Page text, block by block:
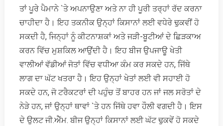
ਤਾਂ ਪੂਰੇ ਪੈਮਾਨੇ `ਤੇ ਅਪਨਾਉਣਾ ਅਤੇ ਨਾ ਹੀ ਪੂਰੀ ਤਰ੍ਹਾਂ ਰੱਦ ਕਰਨਾ
ਚਾਹੀਦਾ ਹੈ। ਇਹ ਤਕਨੀਕ ਉਨ੍ਹਾਂ ਕਿਸਾਨਾਂ ਲਈ ਵਧੇਰੇ ਢੁਕਵੀਂ ਹੋ
ਸਕਦੀ ਹੈ, ਜਿਨ੍ਹਾਂ ਨੂੰ ਕੀਟਨਾਸ਼ਕਾਂ ਅਤੇ ਜੜੀ-ਬੂਟੀਆਂ ਦੇ ਛਿੜਕਾਅ
ਕਰਨ ਵਿੱਚ ਮੁਸ਼ਕਿਲ ਆਉਂਦੀ ਹੈ। ਇਹ ਬੀਜ ਉਪਜਾਊ ਖੇਤੀ
ਵਾਲੀਆਂ ਵੱਡੀਆਂ ਜੋਤਾਂ ਵਿੱਚ ਵਧੀਆ ਕੰਮ ਕਰ ਸਕਦੇ ਹਨ, ਜਿੱਥੇ
ਲਾਗ ਦਾ ਘੱਟ ਖਤਰਾ ਹੈ। ਇਹ ਉਨ੍ਹਾਂ ਖੇਤਾਂ ਲਈ ਵੀ ਸਹਾਈ ਹੋ
ਸਕਦੇ ਹਨ, ਜੋ ਟਰੈਕਟਰਾਂ ਦੀ ਪਹੁੰਚ ਤੋਂ ਬਾਹਰ ਹਨ ਜਾਂ ਜਲ ਸਰੋਤਾਂ ਦੇ
ਨੇੜੇ ਹਨ, ਜਾਂ ਉਨ੍ਹਾਂ ਥਾਵਾਂ `ਤੇ ਹਨ ਜਿੱਥੇ ਹਵਾ ਹੌਲੀ ਵਗਦੀ ਹੈ। ਇਸ
ਦੇ ਉਲਟ ਜੀ.ਐੱਮ. ਬੀਜ ਉਨ੍ਹਾਂ ਕਿਸਾਨਾਂ ਲਈ ਘੱਟ ਢੁਕਵੇਂ ਹੋ ਸਕਦੇ